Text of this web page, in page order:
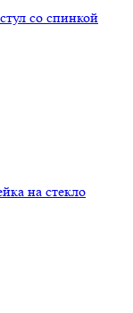
со спинкой
на стекло